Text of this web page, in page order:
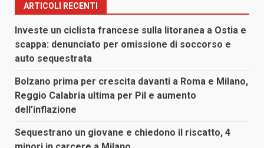
ARTICOLI RECENTI
Investe un ciclista francese sulla litoranea a Ostia e
scappa: denunciato per omissione di soccorso e
auto sequestrata
Bolzano prima per crescita davanti a Roma e Milano,
Reggio Calabria ultima per Pil e aumento
dell’inflazione
Sequestrano un giovane e chiedono il riscatto, 4